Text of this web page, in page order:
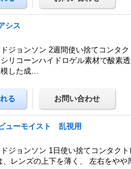
シス
ジョンソン 2週間使い捨てコンタ
リコーンハイドロゲル素材で酸素
した成…
ューモイスト 乱視用
ジョンソン 1日使い捨てコンタク
レンズの上下を薄く、 左右をやや